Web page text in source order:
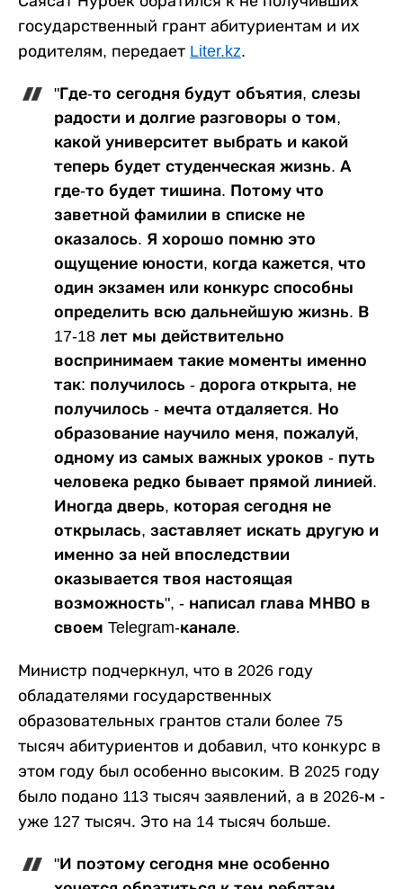
государственный грант абитуриентам и их
родителям, передает Liter.kz.
"Где-то сегодня будут объятия, слезы
радости и долгие разговоры о том,
какой университет выбрать и какой
теперь будет студенческая жизнь. А
где-то будет тишина. Потому что
заветной фамилии в списке не
оказалось. Я хорошо помню это
ощущение юности, когда кажется, что
один экзамен или конкурс способны
определить всю дальнейшую жизнь. В
17-18 лет мы действительно
воспринимаем такие моменты именно
так: получилось - дорога открыта, не
получилось - мечта отдаляется. Но
образование научило меня, пожалуй,
одному из самых важных уроков - путь
человека редко бывает прямой линией.
Иногда дверь, которая сегодня не
открылась, заставляет искать другую и
именно за ней впоследствии
оказывается твоя настоящая
возможность", - написал глава МНВО в
своем Telegram-канале.
Министр подчеркнул, что в 2026 году
обладателями государственных
образовательных грантов стали более 75
тысяч абитуриентов и добавил, что конкурс в
этом году был особенно высоким. В 2025 году
было подано 113 тысяч заявлений, а в 2026-м -
уже 127 тысяч. Это на 14 тысяч больше.
"И поэтому сегодня мне особенно